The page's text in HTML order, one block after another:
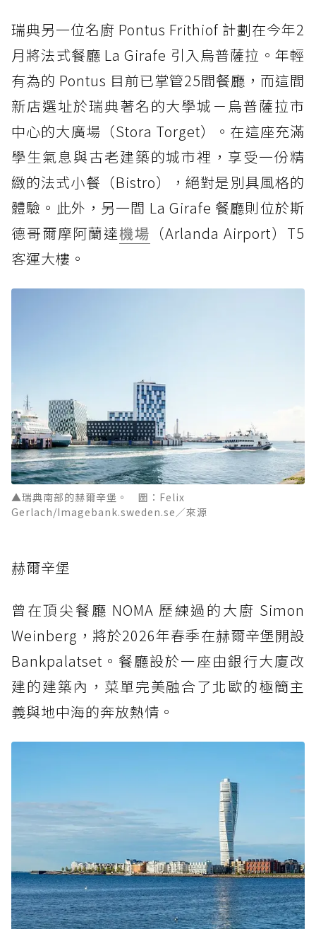
瑞典另一位名廚 Pontus Frithiof 計劃在今年2
月將法式餐廳 La Girafe 引入烏普薩拉。年輕
有為的 Pontus 目前已掌管25間餐廳，而這間
新店選址於瑞典著名的大學城－烏普薩拉市
中心的大廣場（Stora Torget）。在這座充滿
學生氣息與古老建築的城市裡，享受一份精
緻的法式小餐（Bistro），絕對是別具風格的
體驗。此外，另一間 La Girafe 餐廳則位於斯
德哥爾摩阿蘭達機場 （Arlanda Airport）T5
客運大樓。
▲瑞典南部的赫爾辛堡。 圖：Felix
Gerlach/Imagebank.sweden.se／來源
赫爾辛堡
曾在頂尖餐廳 NOMA 歷練過的大廚 Simon
Weinberg，將於2026年春季在赫爾辛堡開設
Bankpalatset。餐廳設於一座由銀行大廈改
建的建築內，菜單完美融合了北歐的極簡主
義與地中海的奔放熱情。